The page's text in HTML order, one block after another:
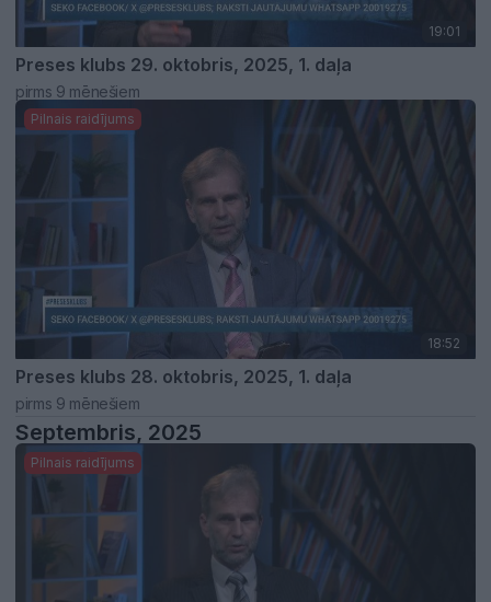
19:01
Preses klubs 29. oktobris, 2025, 1. daļa
pirms 9 mēnešiem
Pilnais raidījums
18:52
Preses klubs 28. oktobris, 2025, 1. daļa
pirms 9 mēnešiem
Septembris, 2025
Pilnais raidījums